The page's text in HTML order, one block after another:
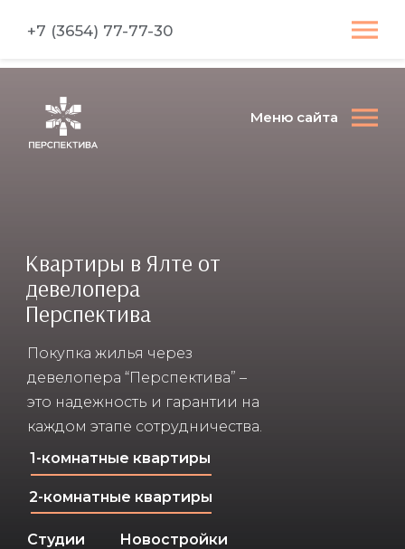
+7 (3654) 77-77-30
Покупка жилья через
девелопера “Перспектива” –
это надежность и гарантии на
каждом этапе сотрудничества.
Квартиры в Ялте от
девелопера
Перспектива
Меню сайта
2-комнатные квартиры
Новостройки
Студии
1-комнатные квартиры
Квартиры
Апартаменты
Таунхаусы
Коттеджи
Виллы
Шале
Дуплексы